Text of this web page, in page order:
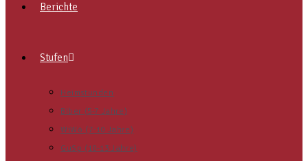
Berichte
Stufen
Heimstunden
Biber (5-7 Jahre)
WiWö (7-10 Jahre)
GuSp (10-13 Jahre)